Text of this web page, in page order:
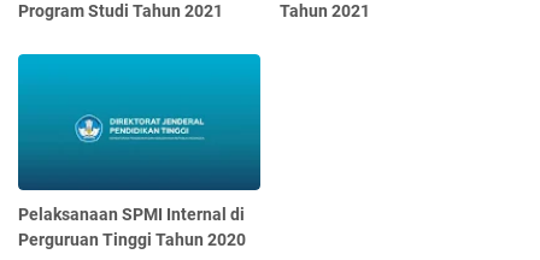
Program Studi Tahun 2021
Tahun 2021
Pelaksanaan SPMI Internal di
Perguruan Tinggi Tahun 2020